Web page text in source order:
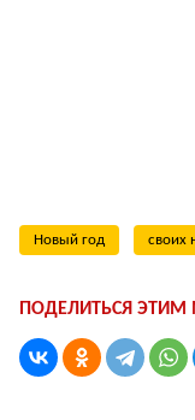
Новый год своих
ПОДЕЛИТЬСЯ